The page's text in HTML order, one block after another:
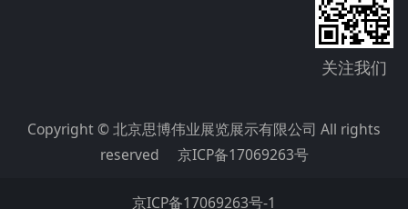
关注我们
Copyright © 北京思博伟业展览展示有限公司 All rights
reserved 京ICP备17069263号
京ICP备17069263号-1